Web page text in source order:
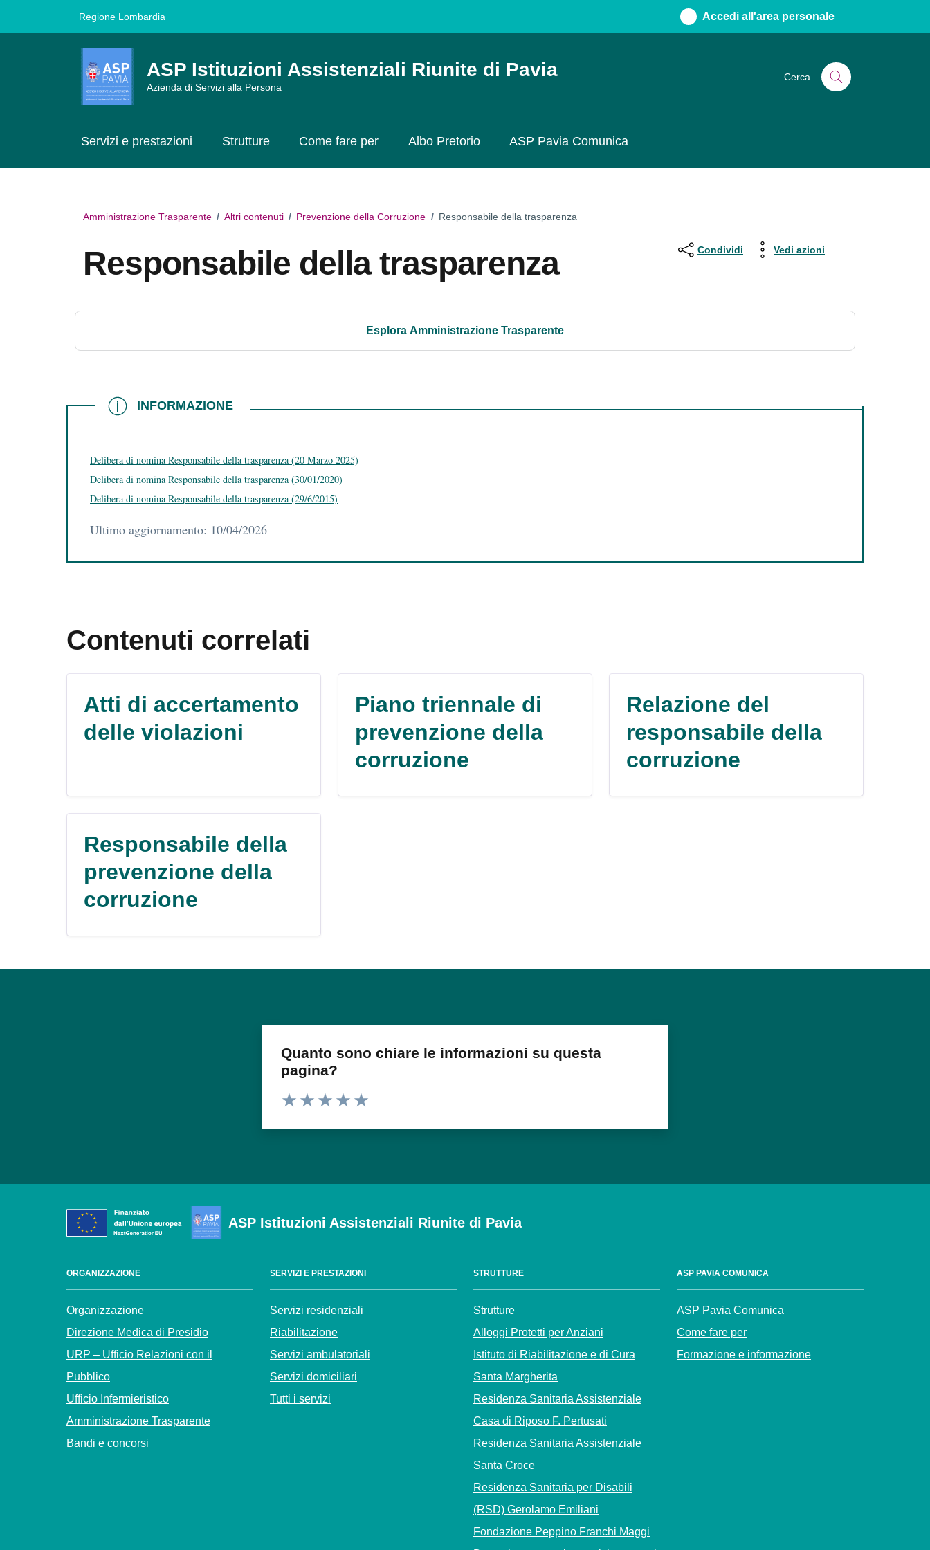
Regione Lombardia Accedi all'area personale
ASP Istituzioni Assistenziali Riunite di Pavia
Azienda di Servizi alla Persona
Cerca
Servizi e prestazioni Strutture Come fare per Albo Pretorio ASP Pavia Comunica
Amministrazione Trasparente / Altri contenuti / Prevenzione della Corruzione / Responsabile della trasparenza
Responsabile della trasparenza Condividi Vedi azioni
Esplora Amministrazione Trasparente
INFORMAZIONE
INFORMAZIONE
Delibera di nomina Responsabile della trasparenza (20 Marzo 2025)
Delibera di nomina Responsabile della trasparenza (30/01/2020)
Delibera di nomina Responsabile della trasparenza (29/6/2015)
Ultimo aggiornamento: 10/04/2026
Contenuti correlati
Atti di accertamento
delle violazioni
Piano triennale di
prevenzione della
corruzione
Relazione del
responsabile della
corruzione
Responsabile della
prevenzione della
corruzione
Quanto sono chiare le informazioni su questa
pagina?
ASP Istituzioni Assistenziali Riunite di Pavia
ORGANIZZAZIONE
Organizzazione
Direzione Medica di Presidio
URP – Ufficio Relazioni con il
Pubblico
Ufficio Infermieristico
Amministrazione Trasparente
Bandi e concorsi
SERVIZI E PRESTAZIONI
Servizi residenziali
Riabilitazione
Servizi ambulatoriali
Servizi domiciliari
Tutti i servizi
STRUTTURE
Strutture
Alloggi Protetti per Anziani
Istituto di Riabilitazione e di Cura
Santa Margherita
Residenza Sanitaria Assistenziale
Casa di Riposo F. Pertusati
Residenza Sanitaria Assistenziale
Santa Croce
Residenza Sanitaria per Disabili
(RSD) Gerolamo Emiliani
Fondazione Peppino Franchi Maggi
ASP PAVIA COMUNICA
ASP Pavia Comunica
Come fare per
Formazione e informazione